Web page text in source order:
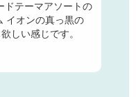
ドテーマアソートの
イオンの真っ黒の
しい感じです。